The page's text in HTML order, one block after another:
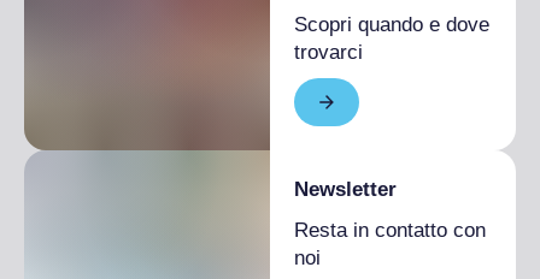
Scopri quando e dove
trovarci
Newsletter
Resta in contatto con
noi